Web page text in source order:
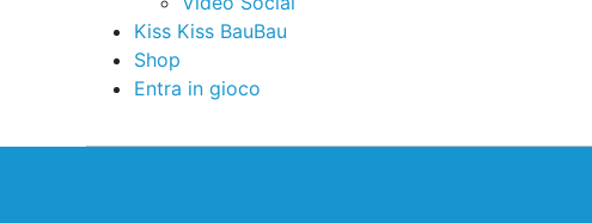
Kiss Kiss BauBau
Shop
Entra in gioco